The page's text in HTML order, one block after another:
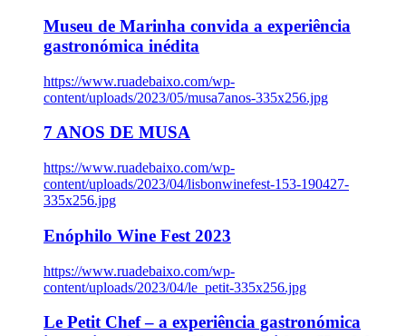
Museu de Marinha convida a experiência
gastronómica inédita
https://www.ruadebaixo.com/wp-
content/uploads/2023/05/musa7anos-335x256.jpg
7 ANOS DE MUSA
https://www.ruadebaixo.com/wp-
content/uploads/2023/04/lisbonwinefest-153-190427-
335x256.jpg
Enóphilo Wine Fest 2023
https://www.ruadebaixo.com/wp-
content/uploads/2023/04/le_petit-335x256.jpg
Le Petit Chef – a experiência gastronómica